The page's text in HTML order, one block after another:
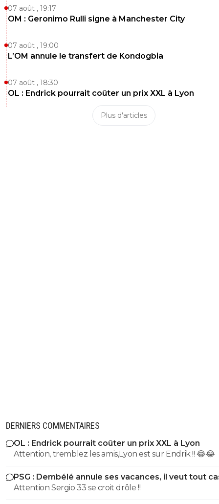
07 août , 19:17
OM : Geronimo Rulli signe à Manchester City
07 août , 19:00
L’OM annule le transfert de Kondogbia
07 août , 18:30
OL : Endrick pourrait coûter un prix XXL à Lyon
Plus d'articles
DERNIERS COMMENTAIRES
OL : Endrick pourrait coûter un prix XXL à Lyon
Attention, tremblez les amis,Lyon est sur Endrik !! 😂😂
PSG : Dembélé annule ses vacances, il veut tout
Attention Sergio 33 se croit drôle !!